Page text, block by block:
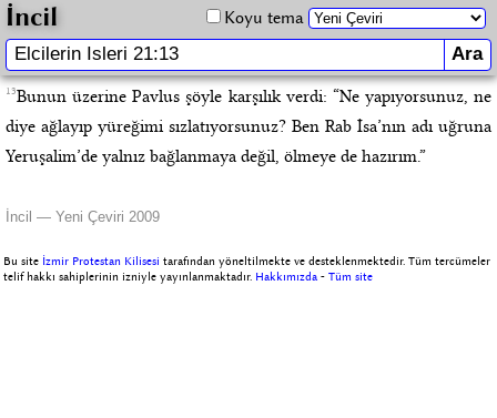
İncil Koyu tema
13Bunun üzerine Pavlus şöyle karşılık verdi: “Ne yapıyorsunuz, ne
diye ağlayıp yüreğimi sızlatıyorsunuz? Ben Rab İsa’nın adı uğruna
Yeruşalim’de yalnız bağlanmaya değil, ölmeye de hazırım.”
İncil — Yeni Çeviri 2009
Bu site İzmir Protestan Kilisesi tarafından yöneltilmekte ve desteklenmektedir. Tüm tercümeler
telif hakkı sahiplerinin izniyle yayınlanmaktadır. Hakkımızda -Tüm site